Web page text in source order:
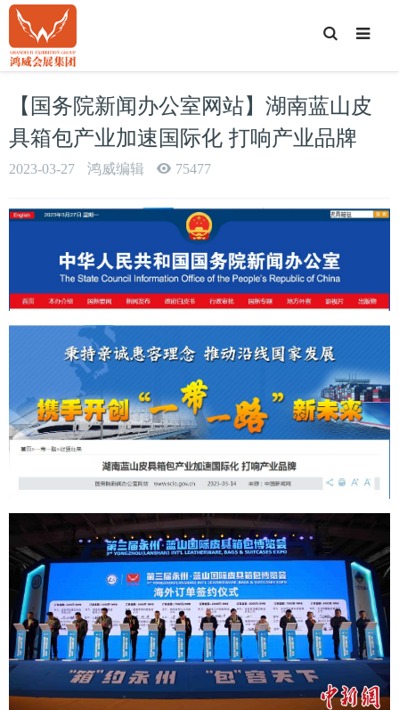
T
o
g
e
S
e
a
r
【国务院新闻办公室网站】湖南蓝山皮
具箱包产业加速国际化 打响产业品牌
2023-03-27 鸿威编辑 75477